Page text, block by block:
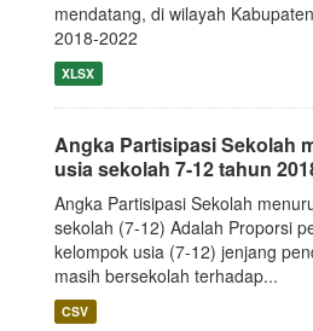
mendatang, di wilayah
2018-2022
XLSX
Angka Partisipasi Sekolah
usia sekolah 7-12 tahun
Angka Partisipasi Sekolah
sekolah (7-12) Adalah Proporsi
kelompok usia (7-12) jenjang
masih bersekolah terhadap...
CSV